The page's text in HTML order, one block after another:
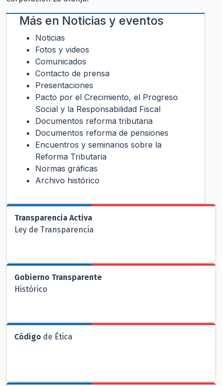
Más en Noticias y eventos
Noticias
Fotos y videos
Comunicados
Contacto de prensa
Presentaciones
Pacto por el Crecimiento, el Progreso
Social y la Responsabilidad Fiscal
Documentos reforma tributaria
Documentos reforma de pensiones
Encuentros y seminarios sobre la
Reforma Tributaria
Normas gráficas
Archivo histórico
Transparencia Activa
Ley de Transparencia
Gobierno Transparente
Histórico
Código de Ética